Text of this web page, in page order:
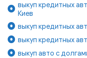
выкуп кредитных
Киев
выкуп кредитных
выкуп кредитных
выкуп авто с